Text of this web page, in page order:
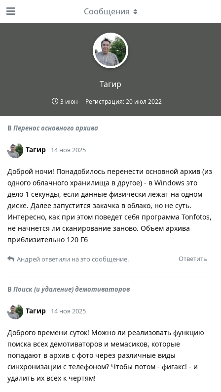
Тагир
3 июн Регистрация:20 июл 2022
Сообщения
В Перенос основного архива
Тагир 14 ноя 2025
Доброй ночи! Понадобилось перенести основной архив (из
одного облачного хранилища в другое) - в Windows это
дело 1 секунды, если данные физически лежат на одном
диске. Далее запустится закачка в облако, но не суть.
Интересно, как при этом поведет себя программа Tonfotos,
не начнется ли сканирование заново. Объем архива
приблизительно 120 Гб
Ответить
Андрейответили на это сообщение.
В Поиск (и удаление) демотиваторов
Тагир 14 ноя 2025
Доброго времени суток! Можно ли реализовать функцию
поиска всех демотиваторов и мемасиков, которые
попадают в архив с фото через различные виды
синхронизации с телефоном? Чтобы потом - фигакс! - и
удалить их всех к чертям!